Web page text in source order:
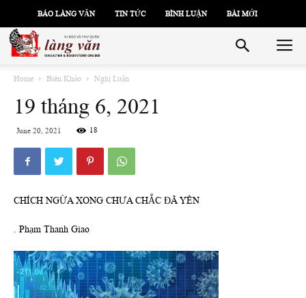
BÁO LÀNG VĂN TIN TỨC BÌNH LUẬN BÀI MỚI
Home Biên Khảo Nghị Luận
19 tháng 6, 2021
June 20, 2021 18
CHÍCH NGỪA XONG CHƯA CHẮC ĐÃ YÊN
. Phạm Thanh Giao